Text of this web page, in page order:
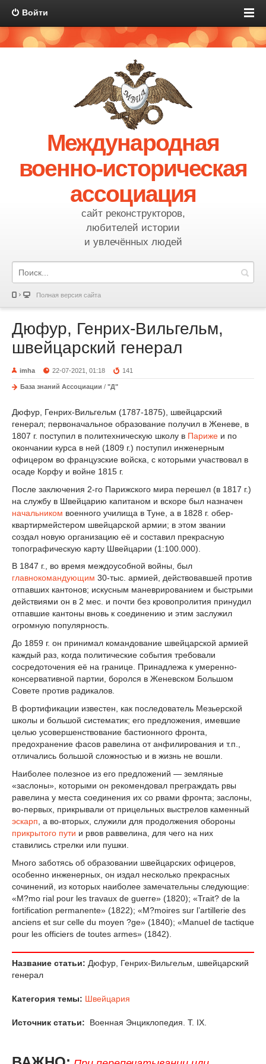
Войти
Международная
военно-историческая
ассоциация
сайт реконструкторов,
любителей истории
и увлечённых людей
Полная версия сайта
Дюфур, Генрих-Вильгельм,
швейцарский генерал
imha 22-07-2021, 01:18 141
База знаний Ассоциации / "Д"
Дюфур, Генрих-Вильгельм (1787-1875), швейцарский
генерал; первоначальное образование получил в Женеве, в
1807 г. поступил в политехническую школу в Париже и по
окончании курса в ней (1809 г.) поступил инженерным
офицером во французские войска, с которыми участвовал в
осаде Корфу и войне 1815 г.
После заключения 2-го Парижского мира перешел (в 1817 г.)
на службу в Швейцарию капитаном и вскоре был назначен
начальником военного училища в Туне, а в 1828 г. обер-
квартирмейстером швейцарской армии; в этом звании
создал новую организацию её и составил прекрасную
топографическую карту Швейцарии (1:100.000).
В 1847 г., во время междоусобной войны, был
главнокомандующим 30-тыс. армией, действовавшей против
отпавших кантонов; искусным маневрированием и быстрыми
действиями он в 2 мес. и почти без кровопролития принудил
отпавшие кантоны вновь к соединению и этим заслужил
огромную популярность.
До 1859 г. он принимал командование швейцарской армией
каждый раз, когда политические события требовали
сосредоточения её на границе. Принадлежа к умеренно-
консервативной партии, боролся в Женевском Большом
Совете против радикалов.
В фортификации известен, как последователь Мезьерской
школы и большой систематик; его предложения, имевшие
целью усовершенствование бастионного фронта,
предохранение фасов равелина от анфилирования и т.п.,
отличались большой сложностью и в жизнь не вошли.
Наиболее полезное из его предложений — земляные
«заслоны», которыми он рекомендовал преграждать рвы
равелина у места соединения их со рвами фронта; заслоны,
во-первых, прикрывали от прицельных выстрелов каменный
эскарп , а во-вторых, служили для продолжения обороны
прикрытого пути и рвов раввелина, для чего на них
ставились стрелки или пушки.
Много заботясь об образовании швейцарских офицеров,
особенно инженерных, он издал несколько прекрасных
сочинений, из которых наиболее замечательны следующие:
«M?mo rial pour les travaux de guerre» (1820); «Trait? de la
fortification permanente» (1822); «M?moires sur l’artillerie des
anciens et sur celle du moyen ?ge» (1840); «Manuel de tactique
pour les officiers de toutes armes» (1842).
Название статьи: Дюфур, Генрих-Вильгельм, швейцарский
генерал
Категория темы: Швейцария
Источник статьи: Военная Энциклопедия. T. IX.